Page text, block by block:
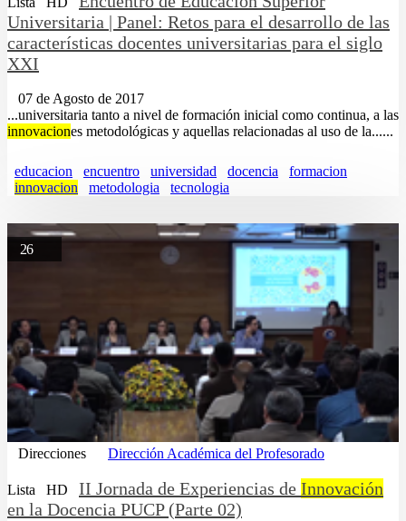
Universitaria | Panel: Retos para el desarrollo de las
características docentes universitarias para el siglo
XXI
07 de Agosto de 2017
...universitaria tanto a nivel de formación inicial como continua, a las
innovaciones metodológicas y aquellas relacionadas al uso de la......
educacion encuentro universidad docencia
formacion
innovacion
metodologia tecnologia
26
Direcciones Dirección Académica del Profesorado
Lista HD II Jornada de Experiencias de Innovación
en la Docencia PUCP (Parte 02)